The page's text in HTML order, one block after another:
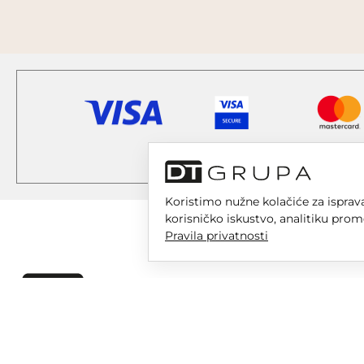
Koristimo nužne kolačiće za
korisničko iskustvo, analitiku
Pravila privatnosti